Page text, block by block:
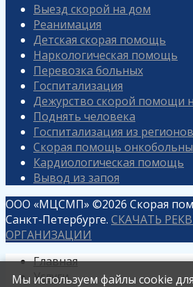
Мы используем файлы cookie
Выезд скорой на дом
Реанимация
Детская скорая помощь
Наркологическая помощь
Перевозка больных
Госпитализация
Дежурство скорой помощи
Поднять человека
Госпитализация из регионов
Скорая помощь
Кардиологическая помощь
Вывод из запоя
ООО «МЦСМП» ©2026 Скорая
Санкт-Петербурге. СКАЧАТЬ
ОРГАНИЗАЦИИ
Главная
Услуги